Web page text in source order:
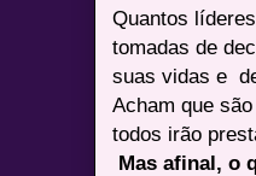
Quantos
tomadas de
suas vidas e
Acham que
todos irão
Mas afinal, o